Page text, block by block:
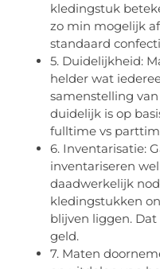
kledingstuk
zo min mogelijk
standaard
5. Duidelijkheid:
helder wat
samenstelling
duidelijk is op
fulltime vs
6. Inventarisatie:
inventariseren
daadwerkelijk
kledingstukken
blijven liggen.
geld.
7. Maten